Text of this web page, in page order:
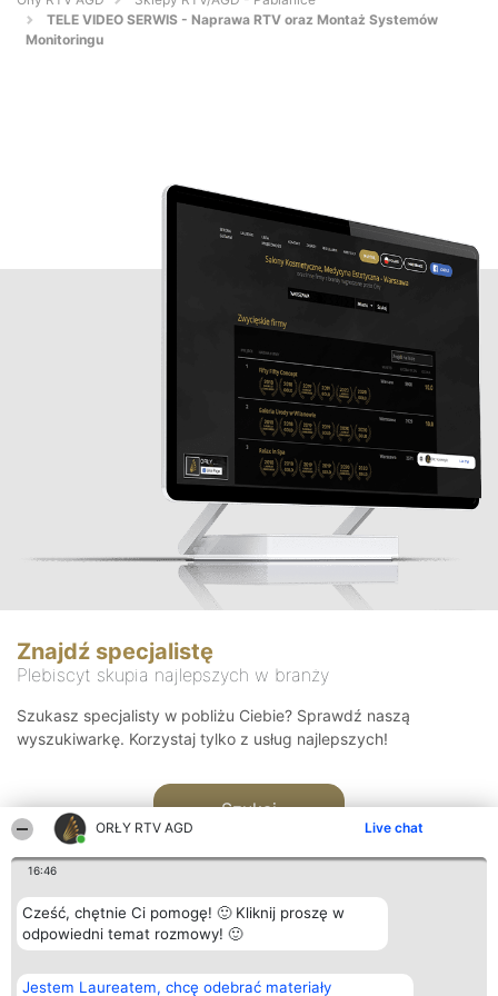
ORŁY RTV AGD Live chat
16:46
Cześć, chętnie Ci pomogę! 🙂 Kliknij proszę w
odpowiedni temat rozmowy! 🙂
Jestem Laureatem, chcę odebrać materiały
TELE VIDEO SERWIS - Naprawa RTV oraz Montaż Systemów
Monitoringu
Znajdź specjalistę
Plebiscyt skupia najlepszych w branży
Szukasz specjalisty w pobliżu Ciebie? Sprawdź naszą
wyszukiwarkę. Korzystaj tylko z usług najlepszych!
Szukaj
Organizator plebiscytu
Bright Side Solutions sp. z o.
Plebiscyt
Laureaci
Kontakt
Kontakt